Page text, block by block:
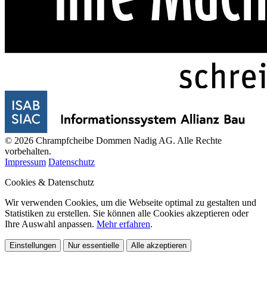
© 2026 Chrampfcheibe Dommen Nadig AG. Alle Rechte
vorbehalten.
Impressum Datenschutz
Cookies & Datenschutz
Wir verwenden Cookies, um die Webseite optimal zu gestalten und
Statistiken zu erstellen. Sie können alle Cookies akzeptieren oder
Ihre Auswahl anpassen. Mehr erfahren.
Einstellungen Nur essentielle Alle akzeptieren